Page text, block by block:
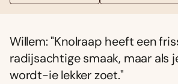
Willem: "Knolraap heeft een
radijsachtige smaak, maar als
wordt-ie lekker zoet."